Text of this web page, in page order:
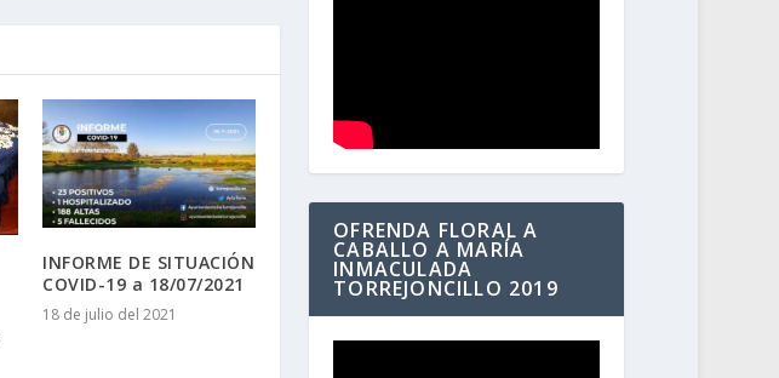
INFORME DE SITUACIÓN
COVID-19 a 18/07/2021
18 de julio del 2021
OFRENDA FLORAL A
CABALLO A MARÍA
INMACULADA
TORREJONCILLO 2019